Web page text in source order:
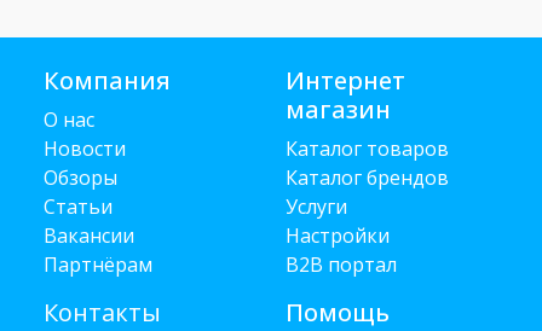
Компания
О нас
Новости
Обзоры
Статьи
Вакансии
Партнёрам
Контакты
Интернет
магазин
Каталог товаров
Каталог брендов
Услуги
Настройки
B2B портал
Помощь